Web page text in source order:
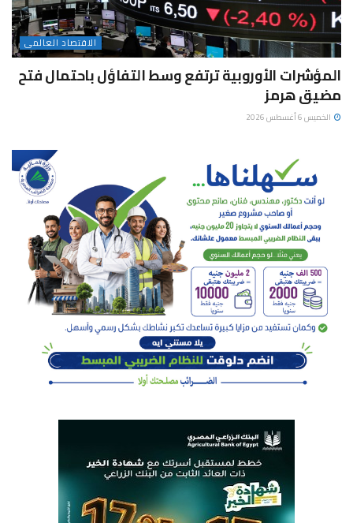
الاقتصاد العالمى
المؤشرات الأوروبية ترتفع وسط التفاؤل باحتمال فتح
مضيق هرمز
الخميس 6 أغسطس 2026